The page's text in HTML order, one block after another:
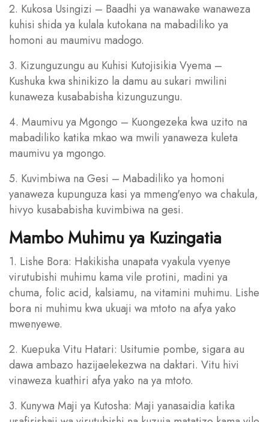
2. Kukosa Usingizi – Baadhi ya wanawake wanaweza
kuhisi shida ya kulala kutokana na mabadiliko ya
homoni au maumivu madogo.
3. Kizunguzungu au Kuhisi Kutojisikia Vyema –
Kushuka kwa shinikizo la damu au sukari mwilini
kunaweza kusababisha kizunguzungu.
4. Maumivu ya Mgongo – Kuongezeka kwa uzito na
mabadiliko katika mkao wa mwili yanaweza kuleta
maumivu ya mgongo.
5. Kuvimbiwa na Gesi – Mabadiliko ya homoni
yanaweza kupunguza kasi ya mmeng'enyo wa chakula,
hivyo kusababisha kuvimbiwa na gesi.
Mambo Muhimu ya Kuzingatia
1. Lishe Bora: Hakikisha unapata vyakula vyenye
virutubishi muhimu kama vile protini, madini ya
chuma, folic acid, kalsiamu, na vitamini muhimu. Lishe
bora ni muhimu kwa ukuaji wa mtoto na afya yako
mwenyewe.
2. Kuepuka Vitu Hatari: Usitumie pombe, sigara au
dawa ambazo hazijaelekezwa na daktari. Vitu hivi
vinaweza kuathiri afya yako na ya mtoto.
3. Kunywa Maji ya Kutosha: Maji yanasaidia katika